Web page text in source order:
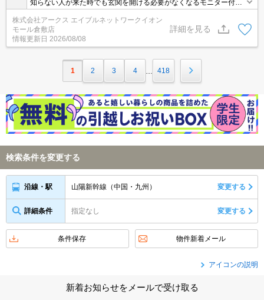
知らない人が来た時でも玄関を開ける必要がなくなるモニター付き
インターホンが付いております。化粧品や洗面道具といった小物を
まとめて収納できる独立洗面台を採用しています。BS放送受信用の
アンテナの設置された物件となっています。毎日家族みんなで食事
が楽しめるお住まい、2LDKで快適。寒い季節も安心の追い焚き機
能付きです。
株式会社アークス エイブルネットワークイオン
モール倉敷店
情報更新日 2026/08/08
詳細を見る
1 2 3 4 418
検索条件を変更する
沿線・駅 山陽新幹線（中国・九州） 変更する
詳細条件 指定なし 変更する
条件保存 物件新着メール
アイコンの説明
新着お知らせをメールで受け取る